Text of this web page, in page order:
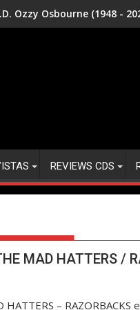
Ozzy Osbourne (1948 -
REVIEWS CDS
MAD HATTERS /
–